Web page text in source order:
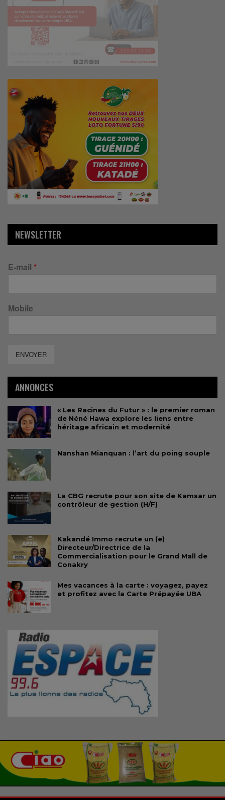
NEWSLETTER
E-mail *
Mobile
ENVOYER
ANNONCES
« Les Racines du Futur » : le premier roman
de Néné Hawa explore les liens entre
héritage africain et modernité
Nanshan Mianquan : l’art du poing souple
La CBG recrute pour son site de Kamsar un
contrôleur de gestion (H/F)
Kakandé Immo recrute un (e)
Directeur/Directrice de la
Commercialisation pour le Grand Mall de
Conakry
Mes vacances à la carte : voyagez, payez
et profitez avec la Carte Prépayée UBA